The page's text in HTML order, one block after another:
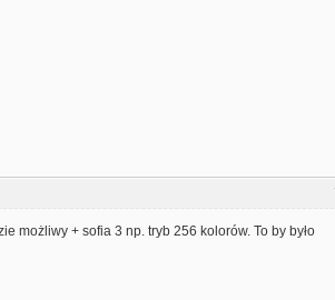
możliwy + sofia 3 np. tryb 256 kolorów. To by było